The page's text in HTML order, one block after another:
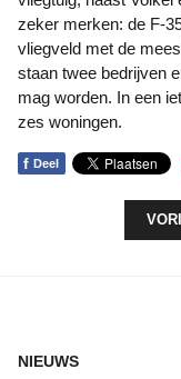
zeker merken: de F-
vliegveld met de
staan twee bedrijven
mag worden. In een
zes woningen.
f Deel
NIEUWS